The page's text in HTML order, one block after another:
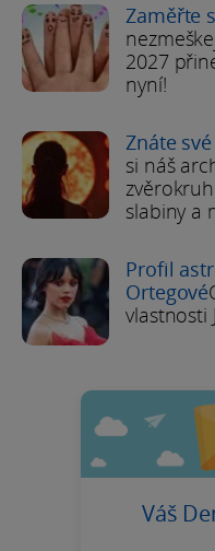
Zaměřte
2027
nyní!
Znáte
si náš
slabiny a
Profil
Ortegové
vlastnosti
Váš